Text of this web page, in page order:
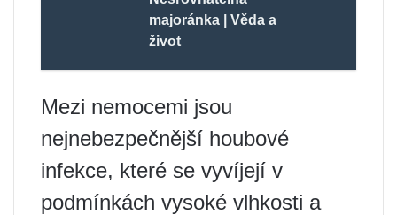
majoránka | Věda a
život
Mezi nemocemi jsou
nejnebezpečnější houbové
infekce, které se vyvíjejí v
podmínkách vysoké vlhkosti a